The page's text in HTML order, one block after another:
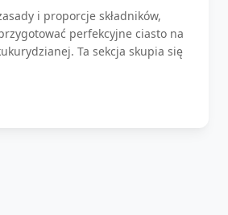
i proporcje składników,
perfekcyjne ciasto na
Ta sekcja skupia się